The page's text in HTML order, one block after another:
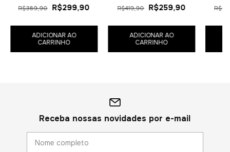
R$389,90 R$299,90
ADICIONAR AO
CARRINHO
R$419,90 R$259,90
ADICIONAR AO
CARRINHO
Receba nossas novidades por e-mail